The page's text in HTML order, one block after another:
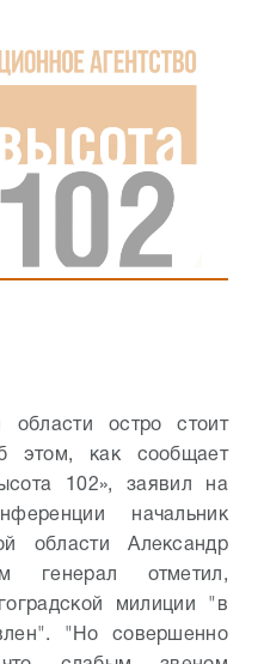
остро стоит
этом, как сообщает
102», заявил на
начальник
области Александр
генерал отметил,
милиции "в
"Но совершенно